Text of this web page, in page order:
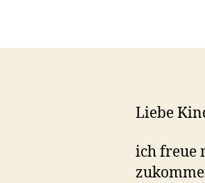
Liebe
ich freue